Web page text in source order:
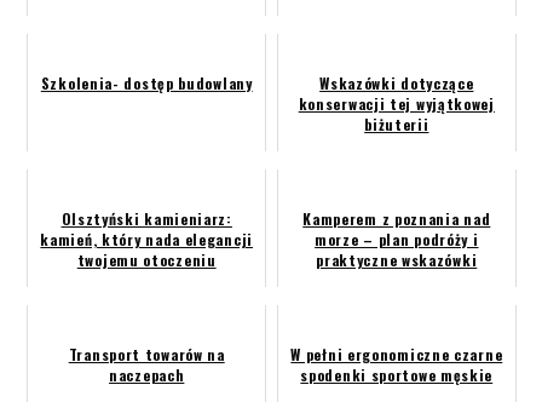
Szkolenia- dostęp budowlany
Wskazówki dotyczące
konserwacji tej wyjątkowej
biżuterii
Olsztyński kamieniarz:
kamień, który nada elegancji
twojemu otoczeniu
Kamperem z poznania nad
morze – plan podróży i
praktyczne wskazówki
Transport towarów na
naczepach
W pełni ergonomiczne czarne
spodenki sportowe męskie